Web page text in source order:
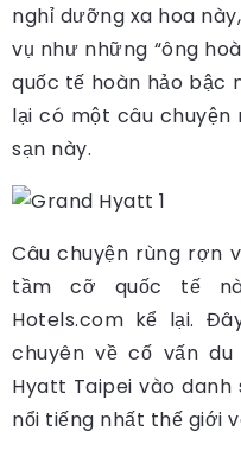
nghỉ dưỡng xa hoa
vụ như những “ông
quốc tế hoàn hảo bậc
lại có một câu
sạn này.
Câu chuyện rùng rợn
tầm cỡ quốc tế
Hotels.com kể lại.
chuyên về cố vấn
Hyatt Taipei vào danh
nổi tiếng nhất thế giới